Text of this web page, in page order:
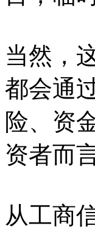
当然，
都会通
险、资
资者而
从工商